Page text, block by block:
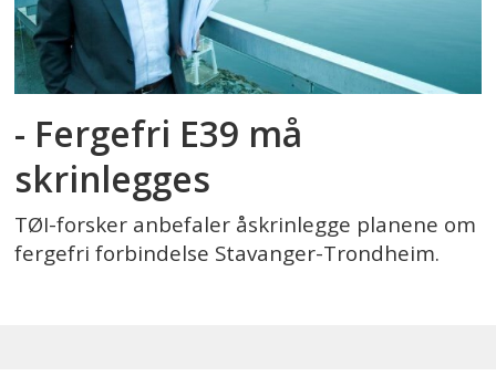
- Fergefri E39 må
skrinlegges
TØI-forsker anbefaler åskrinlegge planene om
fergefri forbindelse Stavanger-Trondheim.